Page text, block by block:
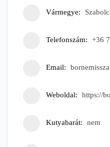
Vármegye
Telefonszám +36
Email
Weboldal https://
Kutyabarát nem